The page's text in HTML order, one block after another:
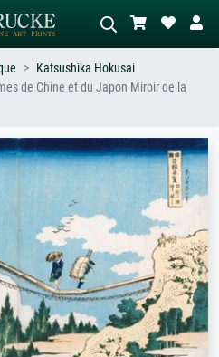
abstrait avec beaucoup de rouge,
tableau sombre, nu debout près d'un
Katsushika Hokusai
de Chine et du Japon Miroir de la